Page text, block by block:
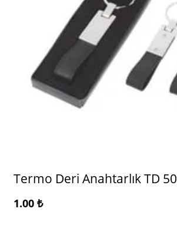
Termo Deri Anahtarlık TD
1.00 ₺